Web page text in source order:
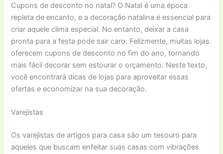
Cupons de desconto no natal? O Natal é uma época
repleta de encanto, e a decoração natalina é essencial para
criar aquele clima especial. No entanto, deixar a casa
pronta para a festa pode sair caro. Felizmente, muitas lojas
oferecem cupons de desconto no fim do ano, tornando
mais fácil decorar sem estourar o orçamento. Neste texto,
você encontrará dicas de lojas para aproveitar essas
ofertas e economizar na sua decoração.
Varejistas
Os varejistas de artigos para casa são um tesouro para
aqueles que buscam enfeitar suas casas com vibrações